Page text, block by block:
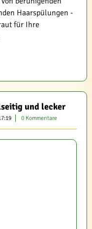
Haarspülungen -
für Ihre
und lecker
0 Kommentare